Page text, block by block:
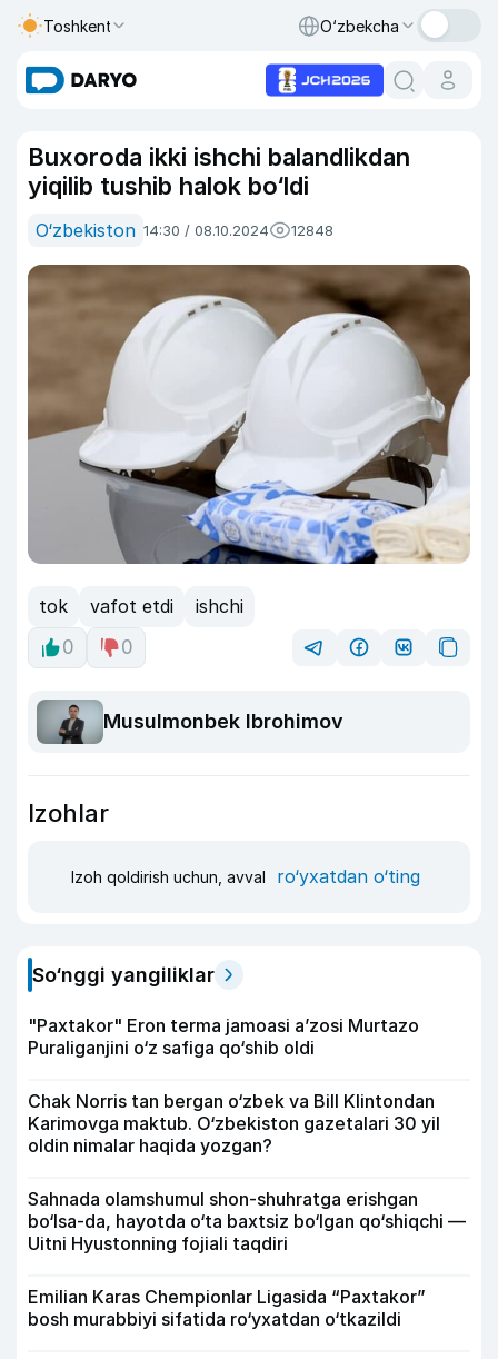
Toshkent O‘zbekcha
Buxoroda ikki ishchi balandlikdan
yiqilib tushib halok bo‘ldi
O‘zbekiston 14:30 / 08.10.2024 12848
tok vafot etdi
ishchi
0
0
Musulmonbek Ibrohimov
Izohlar
Izoh qoldirish uchun, avval ro‘yxatdan o‘ting
So‘nggi yangiliklar
"Paxtakor" Eron terma jamoasi a’zosi Murtazo
Puraliganjini o‘z safiga qo‘shib oldi
Chak Norris tan bergan o‘zbek va Bill Klintondan
Karimovga maktub. O‘zbekiston gazetalari 30 yil
oldin nimalar haqida yozgan?
Sahnada olamshumul shon-shuhratga erishgan
bo‘lsa-da, hayotda o‘ta baxtsiz bo‘lgan qo‘shiqchi —
Uitni Hyustonning fojiali taqdiri
Emilian Karas Chempionlar Ligasida “Paxtakor”
bosh murabbiyi sifatida ro‘yxatdan o‘tkazildi